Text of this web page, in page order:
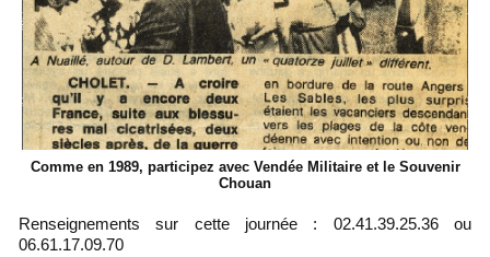
Comme en 1989, participez avec Vendée Militaire et le Souvenir
Chouan
Renseignements sur cette journée : 02.41.39.25.36 ou
06.61.17.09.70